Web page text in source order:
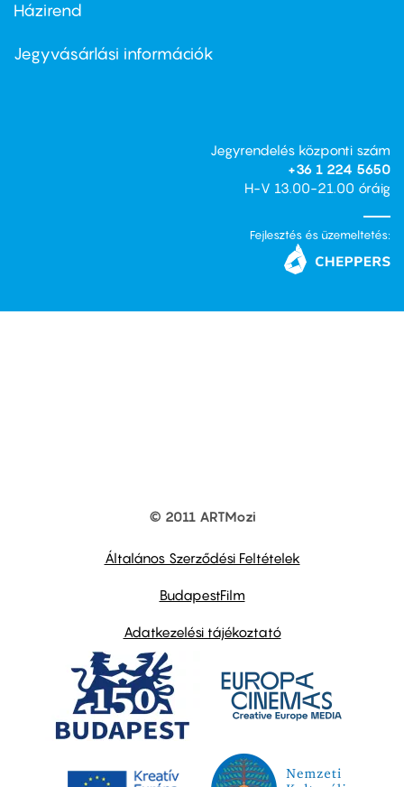
Footer
second
Házirend
Jegyvásárlási információk
Jegyrendelés központi szám
+36 1 224 5650
H-V 13.00-21.00 óráig
Fejlesztés és üzemeltetés:
© 2011 ARTMozi
Általános Szerződési Feltételek
BudapestFilm
Adatkezelési tájékoztató